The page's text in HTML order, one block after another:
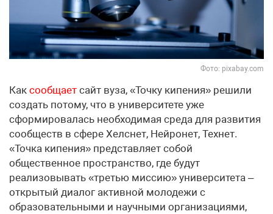
Фото: pixabay.com
Как сообщает сайт вуза, «Точку кипения» решили
создать потому, что в университете уже
сформировалась необходимая среда для развития
сообществ в сфере Хелснет, Нейронет, Технет.
«Точка кипения» представляет собой
общественное пространство, где будут
реализовывать «третью миссию» университета –
открытый диалог активной молодежи с
образовательными и научными организациями,